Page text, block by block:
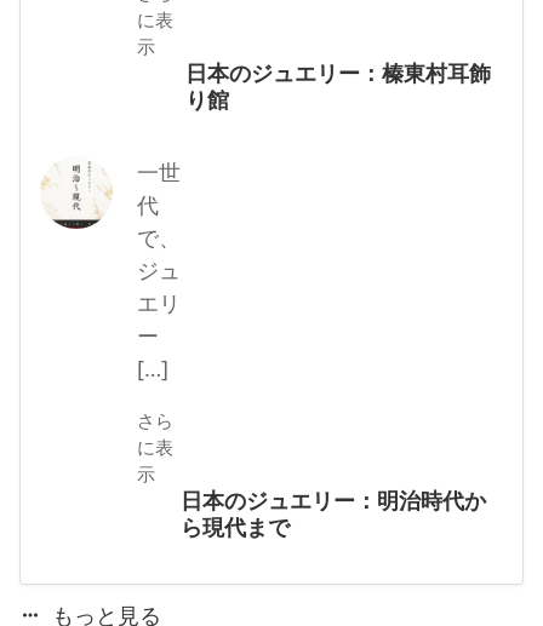
日本のジュエリー：榛東村耳飾
り館
に表
示
日本のジュエリー：明治時代か
ら現代まで
一世
代
で、
ジュ
エリ
ー
[…]
さら
に表
示
もっと見る